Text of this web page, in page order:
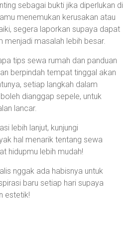
sebagai bukti jika diperlukan di
menemukan kerusakan atau
segera laporkan supaya dapat
menjadi masalah lebih besar.
tips sewa rumah dan panduan
berpindah tempat tinggal akan
setiap langkah dalam
dianggap sepele, untuk
lancar.
lebih lanjut, kunjungi
hal menarik tentang sewa
hidupmu lebih mudah!
nggak ada habisnya untuk
baru setiap hari supaya
estetik!